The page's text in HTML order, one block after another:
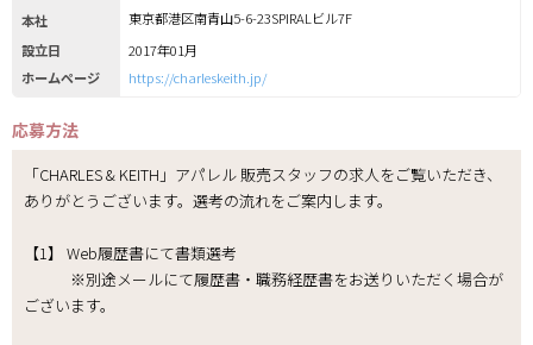
本社
東京都港区南青山5-6-23SPIRALビル7F
設立日
2017年01月
ホームページ
https://charleskeith.jp/
応募方法
「CHARLES & KEITH」アパレル 販売スタッフの求人をご覧いただき、
ありがとうございます。選考の流れをご案内します。
【1】 Web履歴書にて書類選考
※別途メールにて履歴書・職務経歴書をお送りいただく場合が
ございます。